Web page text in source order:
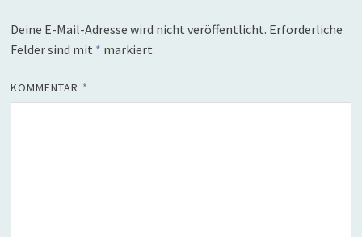
Deine E-Mail-Adresse wird nicht veröffentlicht. Erforderliche
Felder sind mit * markiert
KOMMENTAR *